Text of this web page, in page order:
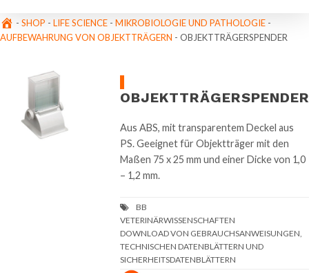
- SHOP - LIFE SCIENCE - MIKROBIOLOGIE UND PATHOLOGIE -
AUFBEWAHRUNG VON OBJEKTTRÄGERN - OBJEKTTRÄGERSPENDER
Aus ABS, mit transparentem Deckel aus
PS. Geeignet für Objektträger mit den
Maßen 75 x 25 mm und einer Dicke von 1,0
– 1,2 mm.
DOWNLOAD VON GEBRAUCHSANWEISUNGEN,
TECHNISCHEN DATENBLÄTTERN UND
SICHERHEITSDATENBLÄTTERN